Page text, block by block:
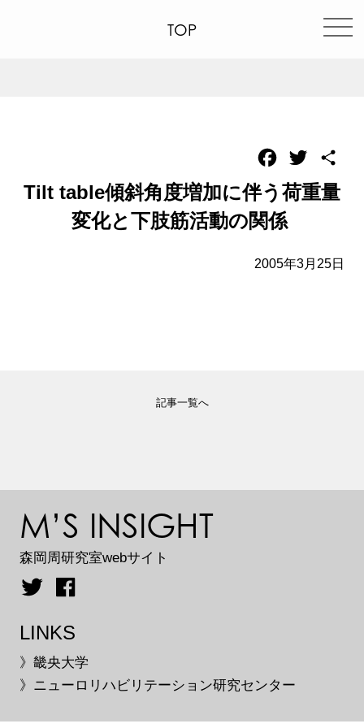
TOP
Facebook
Twitter
Tilt table傾斜角度増加に伴う荷重量
変化と下肢筋活動の関係
2005年3月25日
記事一覧へ
M’S INSIGHT
森岡周研究室webサイト
LINKS
》畿央大学
》ニューロリハビリテーション研究センター